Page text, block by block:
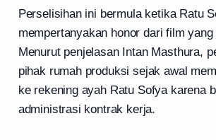
Perselisihan ini bermula ketika Ratu
mempertanyakan honor dari film
Menurut penjelasan Intan Masthura,
pihak rumah produksi sejak awal
ke rekening ayah Ratu Sofya karena
administrasi kontrak kerja.